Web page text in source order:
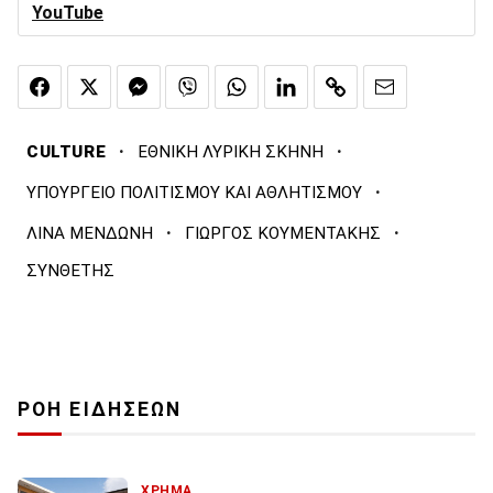
YouTube
CULTURE · ΕΘΝΙΚΗ ΛΥΡΙΚΗ ΣΚΗΝΗ ·
ΥΠΟΥΡΓΕΙΟ ΠΟΛΙΤΙΣΜΟΥ ΚΑΙ ΑΘΛΗΤΙΣΜΟΥ ·
ΛΙΝΑ ΜΕΝΔΩΝΗ · ΓΙΩΡΓΟΣ ΚΟΥΜΕΝΤΑΚΗΣ ·
ΣΥΝΘΕΤΗΣ
ΡΟΗ ΕΙΔΗΣΕΩΝ